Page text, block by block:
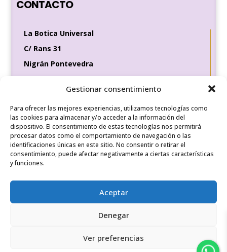
Gestionar consentimiento
Para ofrecer las mejores experiencias, utilizamos tecnologías como
las cookies para almacenar y/o acceder a la información del
dispositivo. El consentimiento de estas tecnologías nos permitirá
procesar datos como el comportamiento de navegación o las
identificaciones únicas en este sitio. No consentir o retirar el
consentimiento, puede afectar negativamente a ciertas características
y funciones.
Aceptar
Denegar
Ver preferencias
CONTACTO
La Botica Universal
C/ Rans 31
Nigrán Pontevedra
36370
Tel de contacto
649 35 56 83
REDES SOCIALES